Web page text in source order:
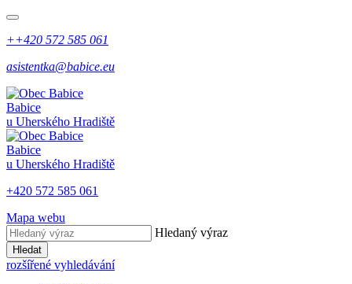
++420 572 585 061
asistentka@babice.eu
Babice
u Uherského Hradiště
Babice
u Uherského Hradiště
+420 572 585 061
Mapa webu
Hledaný výraz
Hledat
rozšířené vyhledávání